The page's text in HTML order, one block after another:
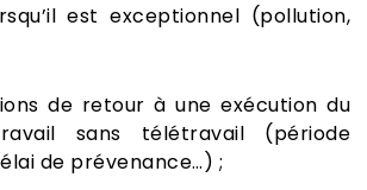
est exceptionnel (pollution,
retour à une exécution du
sans télétravail (période
de prévenance…) ;